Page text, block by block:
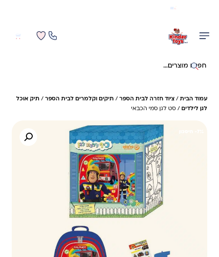
חיפוש באתר
עמוד הבית / ציוד חזרה לבית הספר / תיקים וקלמרים לבית הספר / תיק אוכל
לגן לילדים / סט לגן סמי הכבאי